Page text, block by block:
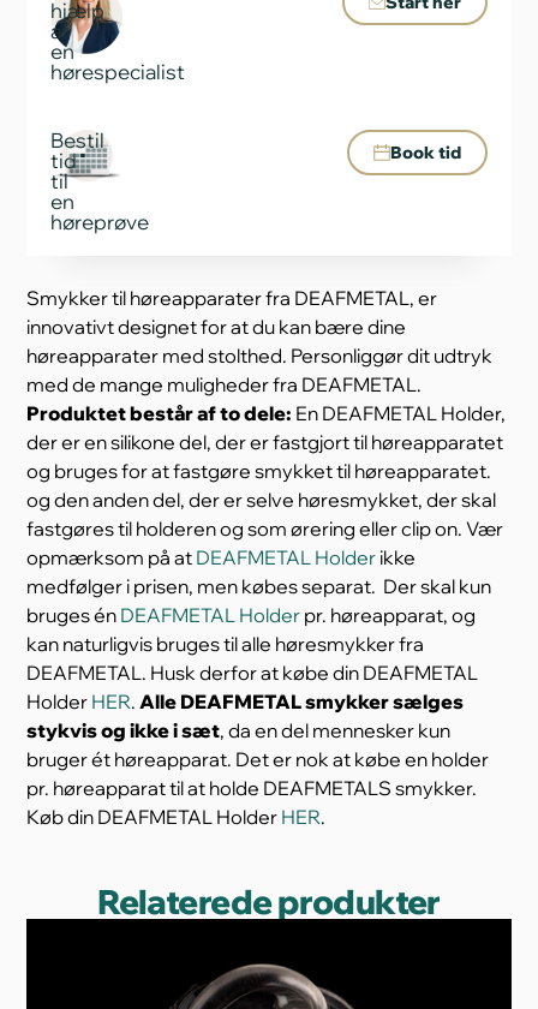
hjælp
af
en
hørespecialist
Bestil
tid
til
en
høreprøve
Book tid
Smykker til høreapparater fra DEAFMETAL, er
innovativt designet for at du kan bære dine
høreapparater med stolthed. Personliggør dit udtryk
med de mange muligheder fra DEAFMETAL.
Produktet består af to dele: En DEAFMETAL Holder,
der er en silikone del, der er fastgjort til høreapparatet
og bruges for at fastgøre smykket til høreapparatet.
og den anden del, der er selve høresmykket, der skal
fastgøres til holderen og som ørering eller clip on. Vær
opmærksom på at DEAFMETAL Holder ikke
medfølger i prisen, men købes separat. Der skal kun
bruges én DEAFMETAL Holder pr. høreapparat, og
kan naturligvis bruges til alle høresmykker fra
DEAFMETAL. Husk derfor at købe din DEAFMETAL
Holder HER. Alle DEAFMETAL smykker sælges
stykvis og ikke i sæt, da en del mennesker kun
bruger ét høreapparat. Det er nok at købe en holder
pr. høreapparat til at holde DEAFMETALS smykker.
Køb din DEAFMETAL Holder HER.
Relaterede produkter